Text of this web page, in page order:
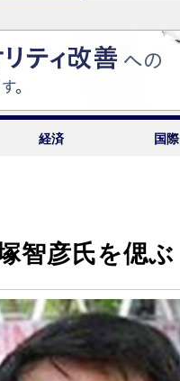
経済 国際
智彦氏を偲ぶ